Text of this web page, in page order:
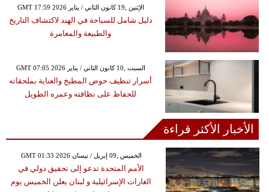
GMT 17:59 2026 الإثنين ,19 كانون الثاني / يناير
دليل شامل للسياحة في الهند لاكتشاف التاريخ
والطبيعة والمغامرة
GMT 07:05 2026 السبت ,10 كانون الثاني / يناير
أسرار تنظيف حوض المطبخ والعناية بملحقاته
للحفاظ على نظافته وعمره الطويل
الأخبار الأكثر قراءة
GMT 01:33 2026 الخميس ,09 إبريل / نيسان
الأمم المتحدة تدعو إلى تحقيق دولي في
الغارات الإسرائيلية و لبنان يعلن الخميس يوم